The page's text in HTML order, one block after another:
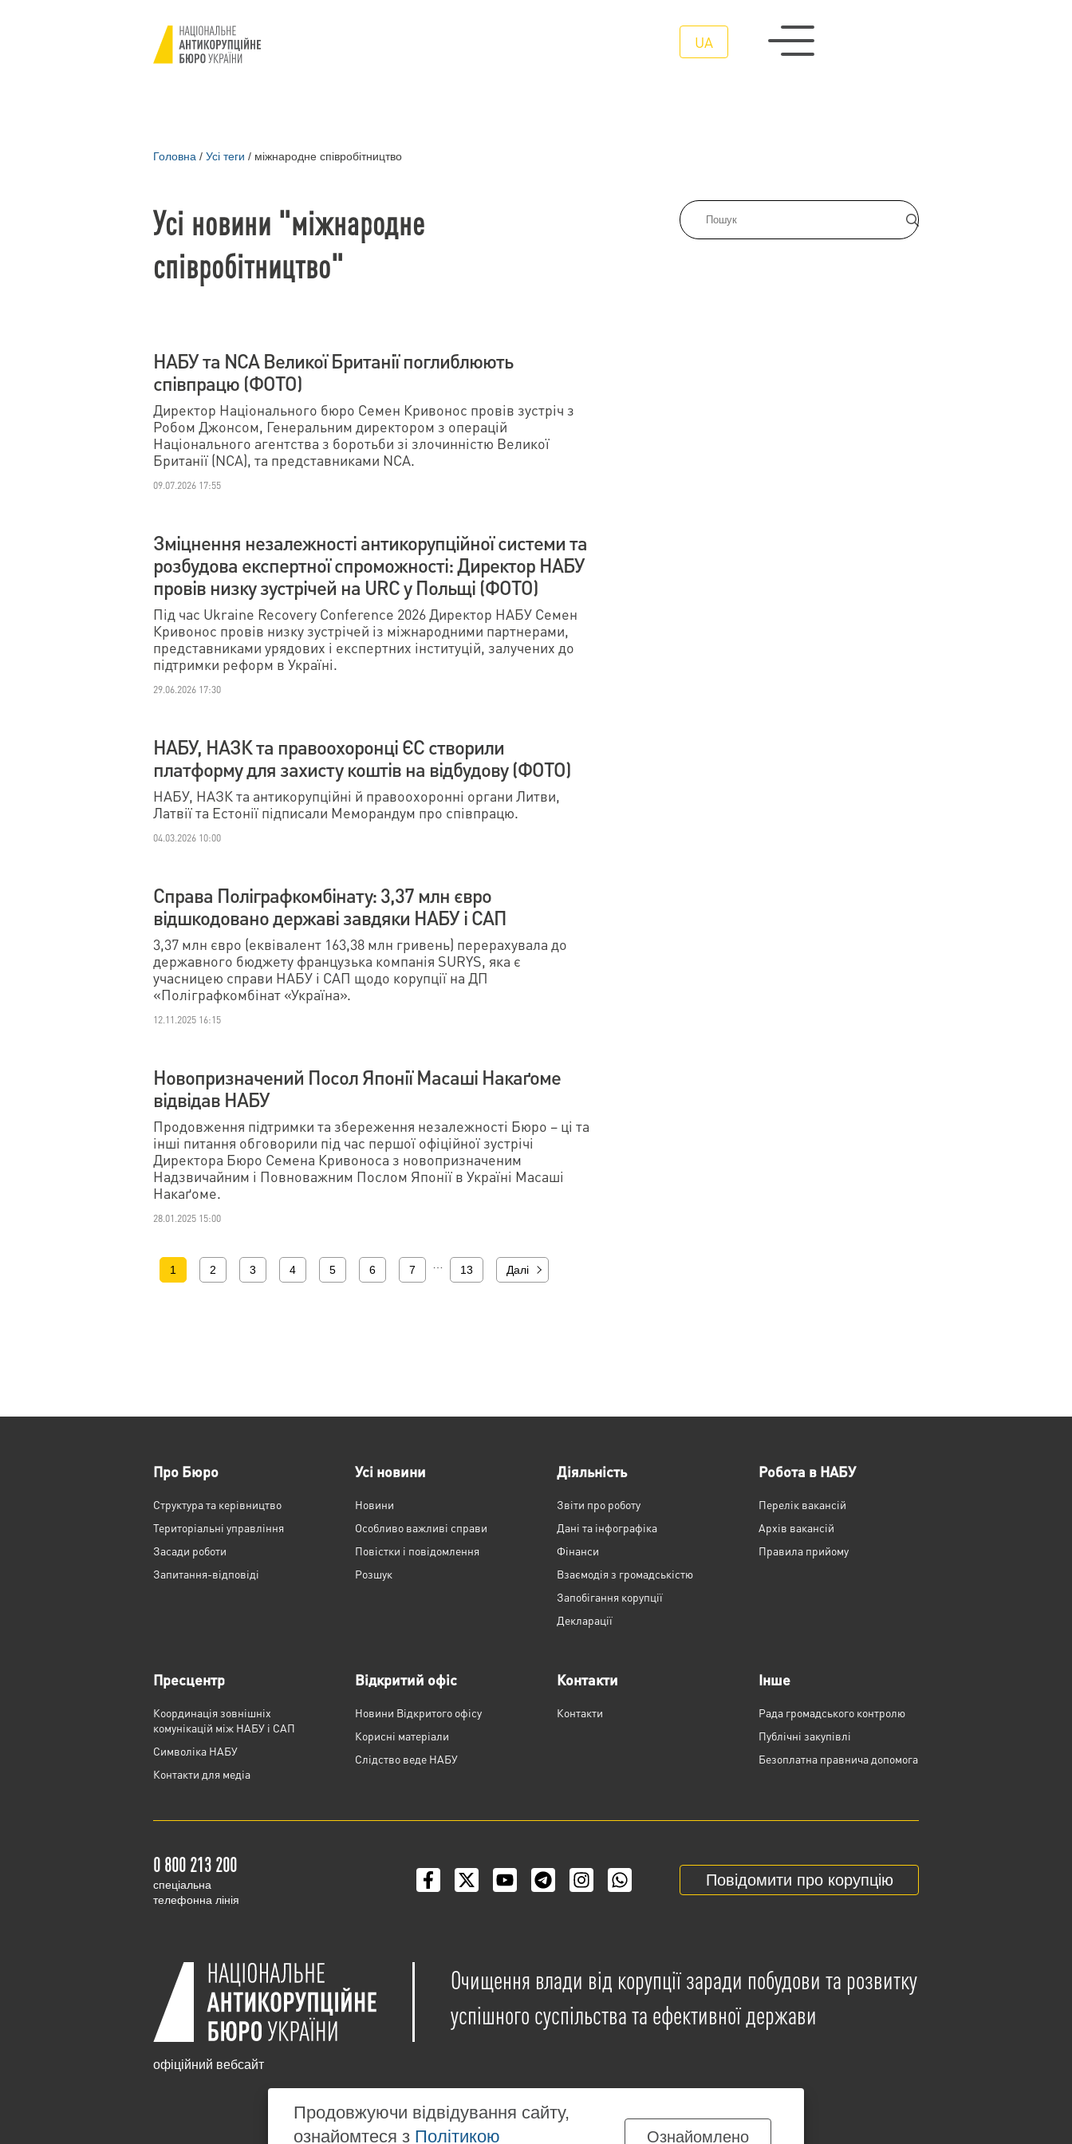
UA
Головна / Усі теги / міжнародне співробітництво
Усі новини "міжнародне
співробітництво"
НАБУ та NCA Великої Британії поглиблюють
співпрацю (ФОТО)
Директор Національного бюро Семен Кривонос провів зустріч з
Робом Джонсом, Генеральним директором з операцій
Національного агентства з боротьби зі злочинністю Великої
Британії (NCA), та представниками NCA.
09.07.2026 17:55
Зміцнення незалежності антикорупційної системи та
розбудова експертної спроможності: Директор НАБУ
провів низку зустрічей на URC у Польщі (ФОТО)
Під час Ukraine Recovery Conference 2026 Директор НАБУ Семен
Кривонос провів низку зустрічей із міжнародними партнерами,
представниками урядових і експертних інституцій, залучених до
підтримки реформ в Україні.
29.06.2026 17:30
НАБУ, НАЗК та правоохоронці ЄС створили
платформу для захисту коштів на відбудову (ФОТО)
НАБУ, НАЗК та антикорупційні й правоохоронні органи Литви,
Латвії та Естонії підписали Меморандум про співпрацю.
04.03.2026 10:00
Справа Поліграфкомбінату: 3,37 млн євро
відшкодовано державі завдяки НАБУ і САП
3,37 млн євро (еквівалент 163,38 млн гривень) перерахувала до
державного бюджету французька компанія SURYS, яка є
учасницею справи НАБУ і САП щодо корупції на ДП
«Поліграфкомбінат «Україна».
12.11.2025 16:15
Новопризначений Посол Японії Масаші Накаґоме
відвідав НАБУ
Продовження підтримки та збереження незалежності Бюро – ці та
інші питання обговорили під час першої офіційної зустрічі
Директора Бюро Семена Кривоноса з новопризначеним
Надзвичайним і Повноважним Послом Японії в Україні Масаші
Накаґоме.
28.01.2025 15:00
1 2 3 4 5 6 7 13 Далі
Про Бюро
Структура та керівництво
Територіальні управління
Засади роботи
Запитання-відповіді
Усі новини
Новини
Особливо важливі справи
Повістки і повідомлення
Розшук
Діяльність
Звіти про роботу
Дані та інфографіка
Фінанси
Взаємодія з громадськістю
Запобігання корупції
Декларації
Робота в НАБУ
Перелік вакансій
Архів вакансій
Правила прийому
Пресцентр
Координація зовнішніх
комунікацій між НАБУ і САП
Cимволіка НАБУ
Контакти для медіа
Відкритий офіс
Новини Відкритого офісу
Корисні матеріали
Слідство веде НАБУ
Контакти
Контакти
Інше
Рада громадського контролю
Публічні закупівлі
Безоплатна правнича допомога
0 800 213 200
cпеціальна
телефонна лінія
Повідомити про корупцію
офіційний вебсайт
Очищення влади від корупції заради побудови та розвитку
успішного суспільства та ефективної держави
Продовжуючи відвідування сайту,
ознайомтеся з Політикою Ознайомлено